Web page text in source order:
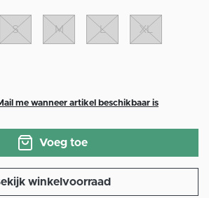
S M L XL
me wanneer artikel beschikbaar is
Voeg toe
winkelvoorraad